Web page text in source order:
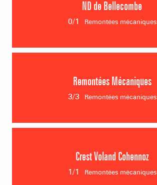
ND de Bellecombe
0/1 Remontées mécaniques
Remontées Mécaniques
3/3 Remontées mécaniques
TSD CHARD DU BEURRE
Crest Voland Cohennoz
1/1 Remontées mécaniques